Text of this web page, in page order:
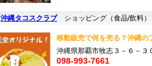
沖縄タコスクラブショッピング（食品/飲料）
移動販売で何を売る？沖縄
沖縄県那覇市牧志３－６－３
098-993-7661